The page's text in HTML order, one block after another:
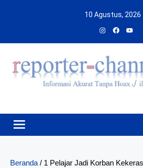
10 Agustus, 2026
Beranda / 1 Pelajar Jadi Korban